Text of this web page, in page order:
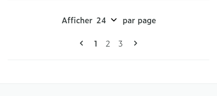
Pages
Vous lisez actuellement la page
1 Page
2 Page
3
Afficher par page